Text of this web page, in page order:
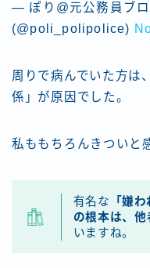
— ぽり@元公務員ブ
(@poli_polipolice)
周りで病んでいた方は
係」が原因でした。
私ももちろんきついと
有名な 「嫌
の根本は、他
いますね。